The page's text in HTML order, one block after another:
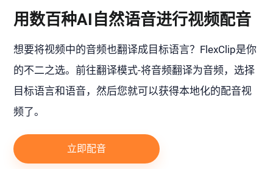
用数百种AI自然语音进行视频配音
想要将视频中的音频也翻译成目标语言？FlexClip是你
的不二之选。前往翻译模式-将音频翻译为音频，选择
目标语言和语音，然后您就可以获得本地化的配音视
频了。
立即配音